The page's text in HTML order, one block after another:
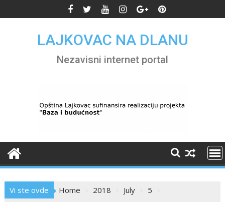
to
LAJKOVAC NA DLANU
Nezavisni internet portal
Vi ste ovde Home 2018 July
5